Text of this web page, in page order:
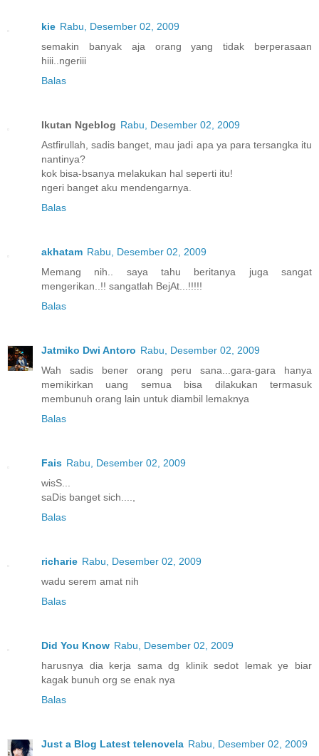
kie Rabu, Desember 02, 2009
semakin banyak aja orang yang tidak berperasaan
hiii..ngeriii
Balas
Ikutan Ngeblog Rabu, Desember 02, 2009
Astfirullah, sadis banget, mau jadi apa ya para tersangka itu
nantinya?
kok bisa-bsanya melakukan hal seperti itu!
ngeri banget aku mendengarnya.
Balas
akhatam Rabu, Desember 02, 2009
Memang nih.. saya tahu beritanya juga sangat
mengerikan..!! sangatlah BejAt...!!!!!
Balas
Jatmiko Dwi Antoro Rabu, Desember 02, 2009
Wah sadis bener orang peru sana...gara-gara hanya
memikirkan uang semua bisa dilakukan termasuk
membunuh orang lain untuk diambil lemaknya
Balas
Fais Rabu, Desember 02, 2009
wisS...
saDis banget sich....,
Balas
richarie Rabu, Desember 02, 2009
wadu serem amat nih
Balas
Did You Know Rabu, Desember 02, 2009
harusnya dia kerja sama dg klinik sedot lemak ye biar
kagak bunuh org se enak nya
Balas
Just a Blog Latest telenovela Rabu, Desember 02, 2009